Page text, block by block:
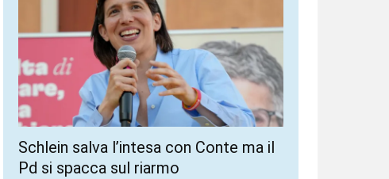
Schlein salva l’intesa con Conte ma il
Pd si spacca sul riarmo